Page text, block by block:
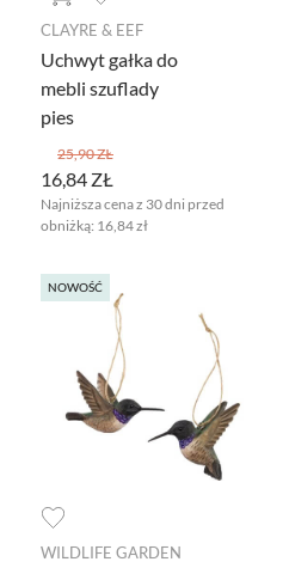
CLAYRE & EEF
Uchwyt gałka do
mebli szuflady
pies
16,84 ZŁ
25,90 ZŁ
Najniższa cena z 30 dni przed
obniżką: 16,84 zł
NOWOŚĆ
WILDLIFE GARDEN